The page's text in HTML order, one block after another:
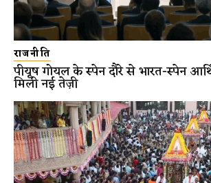
राजनीति
पीयूष गोयल के स्पेन दौरे से भारत-स्पेन
मिली नई तेज़ी